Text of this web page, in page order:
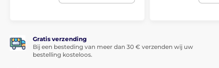
Gratis verzending
Bij een besteding van meer dan 30 € verzenden wij uw
bestelling kosteloos.